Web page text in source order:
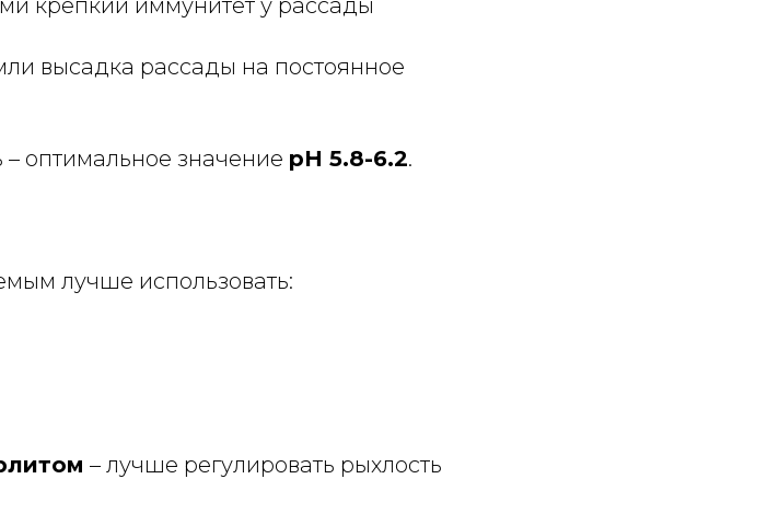
высадка рассады на постоянное
оптимальное значение pH 5.8-6.2.
лучше использовать:
– лучше регулировать рыхлость